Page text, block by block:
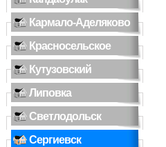
Кармало-Аделяково
Красносельское
Кутузовский
Липовка
Светлодольск
Сергиевск